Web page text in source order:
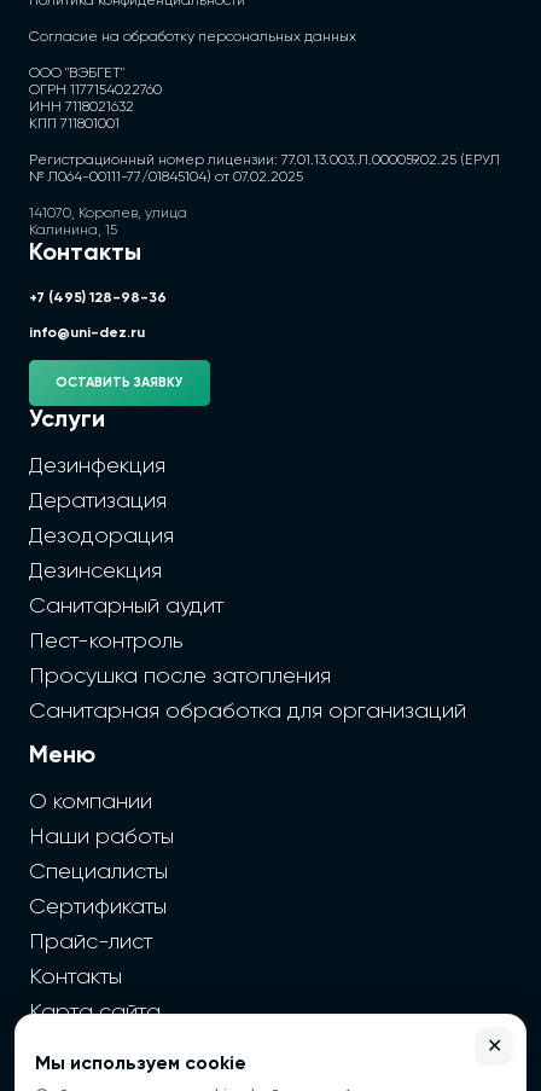
Согласие на обработку персональных данных
ООО "ВЭБГЕТ"
ОГРН 1177154022760
ИНН 7118021632
КПП 711801001
Регистрационный номер лицензии: 77.01.13.003.Л.000059.02.25 (ЕРУЛ
№ Л064-00111-77/01845104) от 07.02.2025
141070, Королев, улица
Калинина, 15
Контакты
+7 (495) 128-98-36
info@uni-dez.ru
ОСТАВИТЬ ЗАЯВКУ
Услуги
Дезинфекция
Дератизация
Дезодорация
Дезинсекция
Санитарный аудит
Пест-контроль
Просушка после затопления
Санитарная обработка для организаций
Меню
О компании
Наши работы
Специалисты
Сертификаты
Прайс-лист
Контакты
Карта сайта
Мы используем cookie
✕